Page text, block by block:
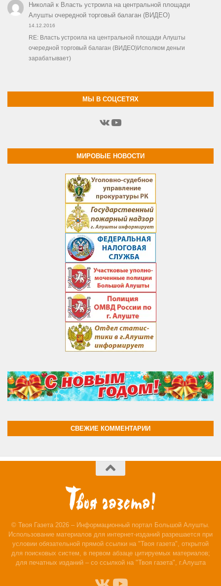
Николайк Власть устроила на центральной площади
Алушты очередной торговый балаган (ВИДЕО)
14.12.2016
RE: Власть устроила на центральной площади Алушты
очередной торговый балаган (ВИДЕО)Исполком деньги
зарабатывает)
МЫ В СОЦСЕТЯХ
ВКонтакте
YouTube
МИРОВЫЕ НОВОСТИ
СВЕЖИЕ КОММЕНТАРИИ
© Твоя Газета 2026 – Информационный портал Большой Алушты.
Использование материалов для интернет-изданий разрешается при
условии обязательной прямой ссылки на "Твоя газета", открытой
для поисковых систем, в первом абзаце цитируемых материалов;
для печатных изданий – со ссылкой на "Твоя газета", г.Алушта